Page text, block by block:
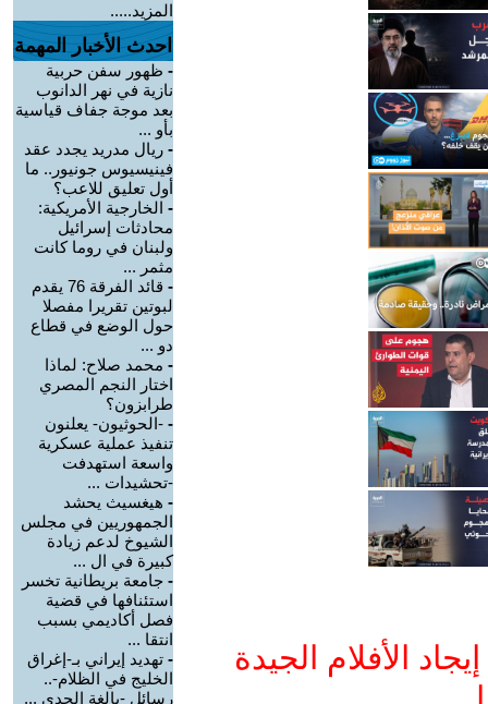
الأفلام الجيدة
المزيد.....
احدث الأخبار المهمة
- ظهور سفن حربية
نازية في نهر الدانوب
بعد موجة جفاف قياسية
بأو ...
- ريال مدريد يجدد عقد
فينيسيوس جونيور.. ما
أول تعليق للاعب؟
- الخارجية الأمريكية:
محادثات إسرائيل
ولبنان في روما كانت
مثمر ...
-
قائد الفرقة 76 يقدم
لبوتين تقريرا مفصلا
حول الوضع في قطاع
دو ...
- محمد صلاح: لماذا
اختار النجم المصري
طرابزون؟
- -الحوثيون- يعلنون
تنفيذ عملية عسكرية
واسعة استهدفت
-تحشيدات ...
- هيغسيث يحشد
الجمهوريين في مجلس
الشيوخ لدعم زيادة
كبيرة في ال ...
- جامعة بريطانية تخسر
استئنافها في قضية
فصل أكاديمي بسبب
انتقا ...
- تهديد إيراني بـ-إغراق
الخليج في الظلام-..
رسائل -بالغة الجدي ...